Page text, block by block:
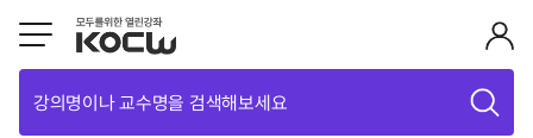
강의명이나 교수명을 검색해보세요